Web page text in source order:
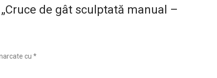
de gât sculptată manual –
cu *